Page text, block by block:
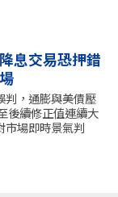
息交易恐押錯
判，通膨與美債壓
後續修正值連續大
市場即時景氣判